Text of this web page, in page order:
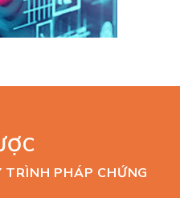
TRÌNH PHÁP CHỨNG